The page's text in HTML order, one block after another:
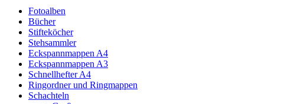
Fotoalben
Bücher
Stifteköcher
Stehsammler
Eckspannmappen A4
Eckspannmappen A3
Schnellhefter A4
Ringordner und Ringmappen
Schachteln